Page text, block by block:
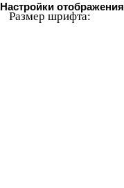
Настройки отображения
Размер шрифта: